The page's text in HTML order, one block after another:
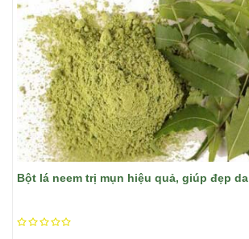
Bột lá neem trị mụn hiệu quả, giúp đẹp da